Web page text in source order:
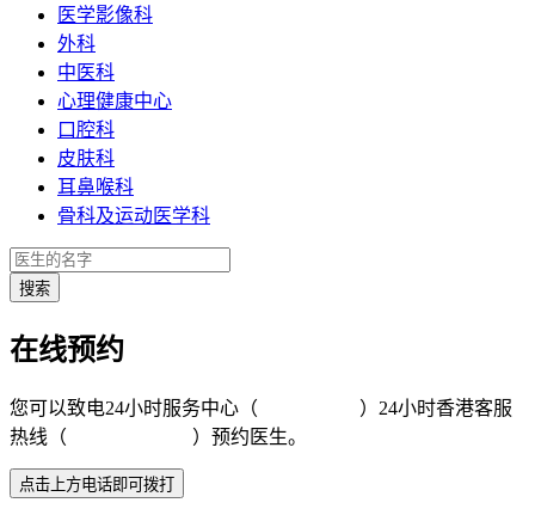
医学影像科
外科
中医科
心理健康中心
口腔科
皮肤科
耳鼻喉科
骨科及运动医学科
在线预约
您可以致电24小时服务中心（
）24小时香港客服
热线（
）预约医生。